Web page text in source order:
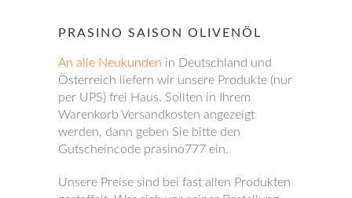
PRASINO SAISON OLIVENÖL
An alle Neukunden in Deutschland und
Österreich liefern wir unsere Produkte (nur
per UPS) frei Haus. Sollten in Ihrem
Warenkorb Versandkosten angezeigt
werden, dann geben Sie bitte den
Gutscheincode prasino777 ein.
Unsere Preise sind bei fast allen Produkten